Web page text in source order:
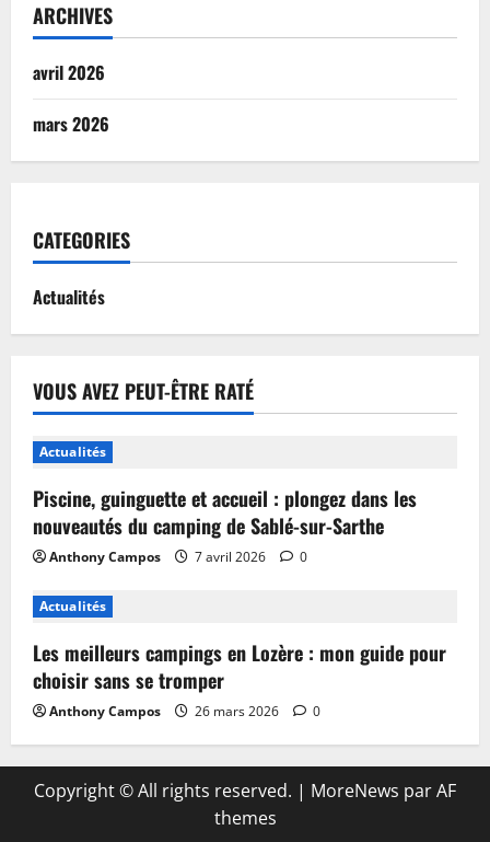
ARCHIVES
avril 2026
mars 2026
CATEGORIES
Actualités
VOUS AVEZ PEUT-ÊTRE RATÉ
Actualités
Piscine, guinguette et accueil : plongez dans les
nouveautés du camping de Sablé-sur-Sarthe
Anthony Campos 7 avril 2026 0
Actualités
Les meilleurs campings en Lozère : mon guide pour
choisir sans se tromper
Anthony Campos 26 mars 2026 0
Copyright © All rights reserved. | MoreNews par AF
themes